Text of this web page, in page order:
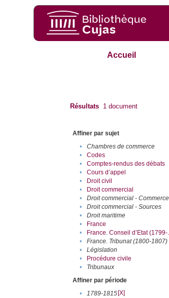
Accueil
Résultats 1 document
Affiner par sujet
•
Chambres de commerce
•
Codes
•
Comptes-rendus des débats
•
Cours d’appel
•
Droit civil
•
Droit commercial
•
Droit commercial -
•
Droit commercial - Sources
•
Droit maritime
•
France
•
France. Conseil d’Etat (1799-
•
France. Tribunat (1800-1807)
•
Législation
•
Procédure civile
•
Tribunaux
Affiner par période
•
1789-1815[X]